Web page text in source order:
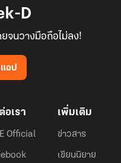
D
จนวางมือถือไม่ลง!
อป
อเรา
Official
เพิ่มเติม
ข่าวสาร
เขียนนิยาย